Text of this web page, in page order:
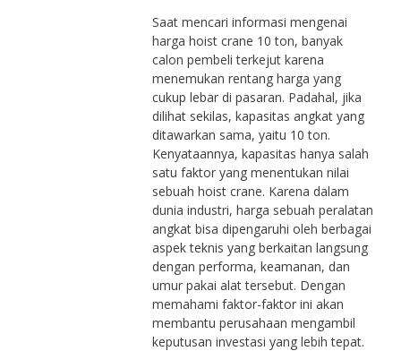
Saat mencari informasi mengenai
harga hoist crane 10 ton, banyak
calon pembeli terkejut karena
menemukan rentang harga yang
cukup lebar di pasaran. Padahal, jika
dilihat sekilas, kapasitas angkat yang
ditawarkan sama, yaitu 10 ton.
Kenyataannya, kapasitas hanya salah
satu faktor yang menentukan nilai
sebuah hoist crane. Karena dalam
dunia industri, harga sebuah peralatan
angkat bisa dipengaruhi oleh berbagai
aspek teknis yang berkaitan langsung
dengan performa, keamanan, dan
umur pakai alat tersebut. Dengan
memahami faktor-faktor ini akan
membantu perusahaan mengambil
keputusan investasi yang lebih tepat.